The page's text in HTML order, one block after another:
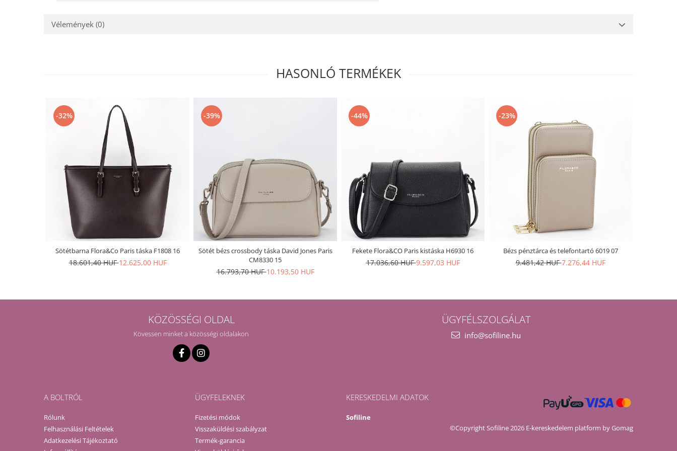
Vélemények (0)
HASONLÓ TERMÉKEK
-32%
Sötétbarna Flora&Co Paris táska F1808 16
18.601,40 HUF12.625,00 HUF
-39%
Sötét bézs crossbody táska David Jones Paris
CM8330 15
16.793,70 HUF10.193,50 HUF
-44%
Fekete Flora&CO Paris kistáska H6930 16
17.036,60 HUF9.597,03 HUF
-23%
Bézs pénztárca és telefontartó 6019 07
9.481,42 HUF7.276,44 HUF
KÖZÖSSÉGI OLDAL
Kövessen minket a közösségi oldalakon
ÜGYFÉLSZOLGÁLAT
info@sofiline.hu
A BOLTRÓL
Rólunk
Felhasználási Feltételek
Adatkezelési Tájékoztató
ÜGYFELEKNEK
Fizetési módok
Visszaküldési szabályzat
Termék-garancia
KERESKEDELMI ADATOK
Sofiline
©Copyright Sofiline 2026 E-kereskedelem platform by Gomag